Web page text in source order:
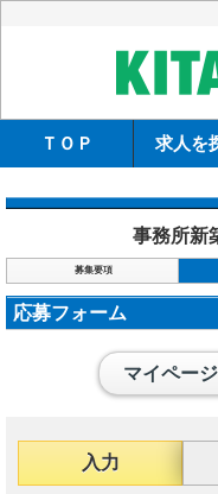
ＴＯＰ 求人を
事務所新
募集要項
応募フォーム
マイペー
入力